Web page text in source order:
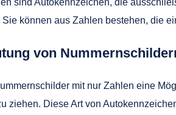
Sie können aus Zahlen bestehen, die
von
mit nur Zahlen eine
ziehen. Diese Art von